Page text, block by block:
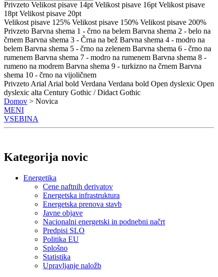
Privzeto Velikost pisave 14pt Velikost pisave 16pt Velikost pisave
18pt Velikost pisave 20pt
Velikost pisave 125% Velikost pisave 150% Velikost pisave 200%
Privzeto Barvna shema 1 - črno na belem Barvna shema 2 - belo na
črnem Barvna shema 3 - Črna na bež Barvna shema 4 - modro na
belem Barvna shema 5 - črno na zelenem Barvna shema 6 - črno na
rumenem Barvna shema 7 - modro na rumenem Barvna shema 8 -
rumeno na modrem Barvna shema 9 - turkizno na črnem Barvna
shema 10 - črno na vijoličnem
Privzeto Arial Arial bold Verdana Verdana bold Open dyslexic Open
dyslexic alta Century Gothic / Didact Gothic
Domov > Novica
MENI
VSEBINA
Kategorija novic
Energetika
Cene naftnih derivatov
Energetska infrastruktura
Energetska prenova stavb
Javne objave
Nacionalni energetski in podnebni načrt
Predpisi SLO
Politika EU
Splošno
Statistika
Upravljanje naložb